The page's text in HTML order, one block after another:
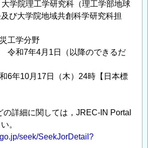
学院理工学研究科（理工学部地球
び大学院地域共創科学研究科担
工学分野
和7年4月1日（以降のできるだ
年10月17日（木）24時【日本標
詳細に関しては，JREC-IN Portal
。
seek/SeekJorDetail?